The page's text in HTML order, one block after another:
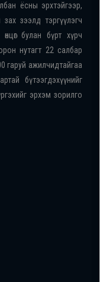
ёсны эрхтэйгээр,
зээлд тэргүүлэгч
булан бүрт хүрч
нутагт 22 салбар
гаруй ажилчидтайгаа
бүтээгдэхүүнийг
эрхэм зорилго